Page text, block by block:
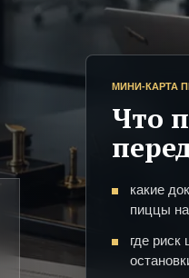
МИНИ-КАРТА
Что
какие
пиццы
где